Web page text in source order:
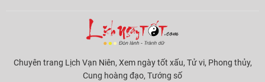
Chuyên trang Lịch Vạn Niên, Xem ngày tốt xấu, Tử vi, Phong thủy,
Cung hoàng đạo, Tướng số